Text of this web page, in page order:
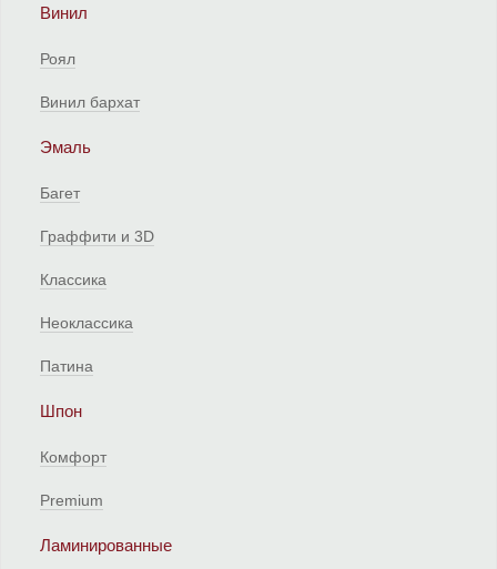
Винил
Роял
Винил бархат
Эмаль
Багет
Граффити и 3D
Классика
Неоклассика
Патина
Шпон
Комфорт
Premium
Ламинированные